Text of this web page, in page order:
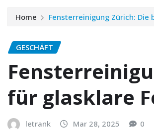
Home Fensterreinigung Zürich:
GESCHÄFT
für glasklare
letrank Mar 28, 2025 0